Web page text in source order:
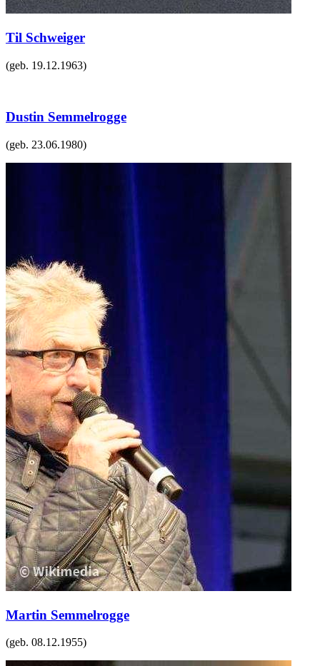
Til Schweiger
(geb. 19.12.1963)
Dustin Semmelrogge
(geb. 23.06.1980)
Martin Semmelrogge
(geb. 08.12.1955)